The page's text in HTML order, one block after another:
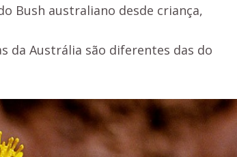
Bush australiano desde criança,
da Austrália são diferentes das do